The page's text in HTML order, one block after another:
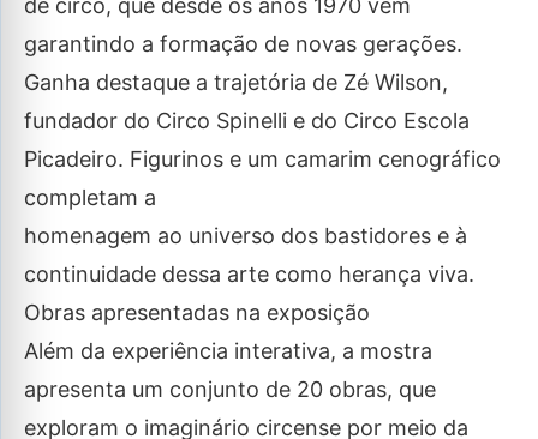
de circo, que desde os anos 1970 vêm
garantindo a formação de novas gerações.
Ganha destaque a trajetória de Zé Wilson,
fundador do Circo Spinelli e do Circo Escola
Picadeiro. Figurinos e um camarim cenográfico
completam a
homenagem ao universo dos bastidores e à
continuidade dessa arte como herança viva.
Obras apresentadas na exposição
Além da experiência interativa, a mostra
apresenta um conjunto de 20 obras, que
exploram o imaginário circense por meio da